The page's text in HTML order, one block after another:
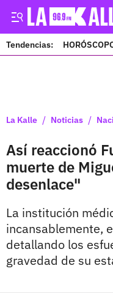
Tendencias:
La Kalle / Noticias /
Así reaccionó
muerte de
desenlace"
La institución
incansablemente,
detallando los
gravedad de su